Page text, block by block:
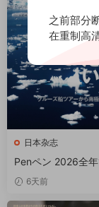
日本杂志
Penペン 2026全
2期 PDF
6天前
之前部分
在重制高